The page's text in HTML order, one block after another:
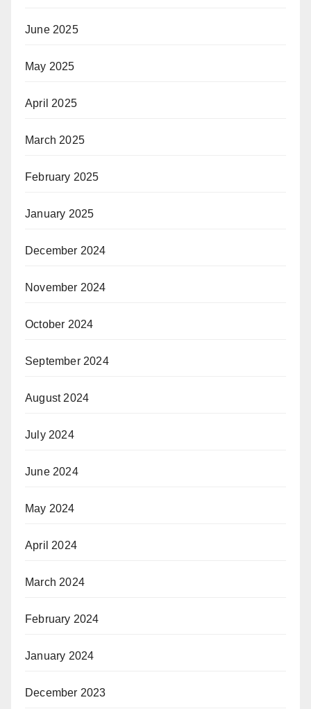
June 2025
May 2025
April 2025
March 2025
February 2025
January 2025
December 2024
November 2024
October 2024
September 2024
August 2024
July 2024
June 2024
May 2024
April 2024
March 2024
February 2024
January 2024
December 2023